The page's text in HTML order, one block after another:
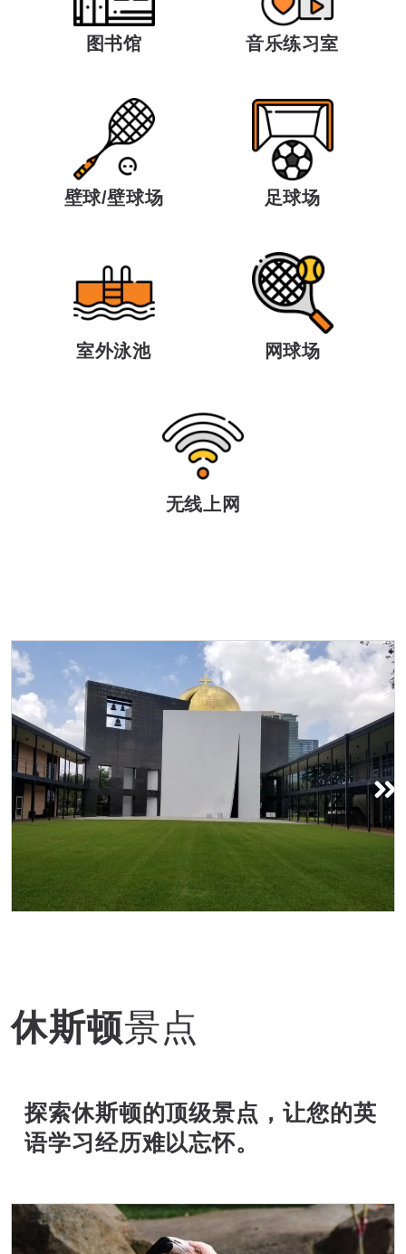
图书馆 音乐练习室
壁球/壁球场 足球场
室外泳池 网球场
无线上网
圣巴西尔教堂
休斯顿景点
探索休斯顿的顶级景点，让您的英
语学习经历难以忘怀。